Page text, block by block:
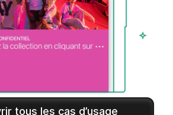
tous les cas d’usage